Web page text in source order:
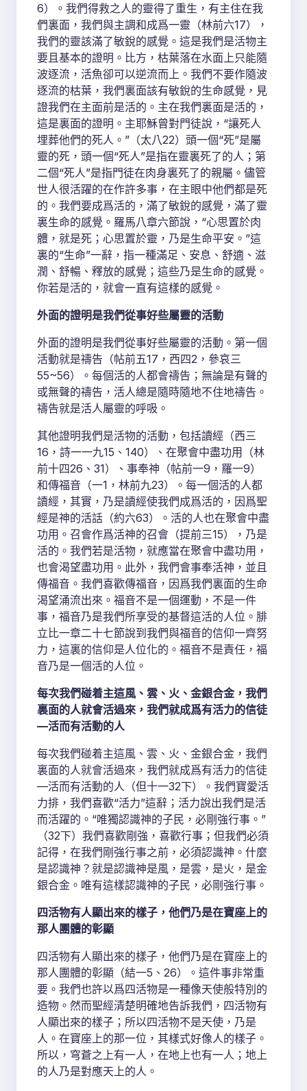
6）。我們得救之人的靈得了重生，有主住在我
們裏面，我們與主調和成爲一靈（林前六17），
我們的靈該滿了敏銳的感覺。這是我們是活物主
要且基本的證明。比方，枯葉落在水面上只能隨
波逐流，活魚卻可以逆流而上。我們不要作隨波
逐流的枯葉，我們裏面該有敏銳的生命感覺，見
證我們在主面前是活的。主在我們裏面是活的，
這是裏面的證明。主耶穌曾對門徒說，“讓死人
埋葬他們的死人。”（太八22）頭一個“死”是屬
靈的死，頭一個“死人”是指在靈裏死了的人；第
二個“死人”是指門徒在肉身裏死了的親屬。儘管
世人很活躍的在作許多事，在主眼中他們都是死
的。我們要成爲活的，滿了敏銳的感覺，滿了靈
裏生命的感覺。羅馬八章六節說，“心思置於肉
體，就是死；心思置於靈，乃是生命平安。”這
裏的“生命”一辭，指一種滿足、安息、舒適、滋
潤、舒暢、釋放的感覺；這些乃是生命的感覺。
你若是活的，就會一直有這樣的感覺。
外面的證明是我們從事好些屬靈的活動
外面的證明是我們從事好些屬靈的活動。第一個
活動就是禱告（帖前五17，西四2，參哀三
55~56）。每個活的人都會禱告；無論是有聲的
或無聲的禱告，活人總是隨時隨地不住地禱告。
禱告就是活人屬靈的呼吸。
其他證明我們是活物的活動，包括讀經（西三
16，詩一一九15、140）、在聚會中盡功用（林
前十四26、31）、事奉神（帖前一9，羅一9）
和傳福音（一1，林前九23）。每一個活的人都
讀經，其實，乃是讀經使我們成爲活的，因爲聖
經是神的活話（約六63）。活的人也在聚會中盡
功用。召會作爲活神的召會（提前三15），乃是
活的。我們若是活物，就應當在聚會中盡功用，
也會渴望盡功用。此外，我們會事奉活神，並且
傳福音。我們喜歡傳福音，因爲我們裏面的生命
渴望涌流出來。福音不是一個運動，不是一件
事，福音乃是我們所享受的基督這活的人位。腓
立比一章二十七節說到我們與福音的信仰一齊努
力，這裏的信仰是人位化的。福音不是責任，福
音乃是一個活的人位。
每次我們碰着主這風、雲、火、金銀合金，我們
裏面的人就會活過來，我們就成爲有活力的信徒
—活而有活動的人
每次我們碰着主這風、雲、火、金銀合金，我們
裏面的人就會活過來，我們就成爲有活力的信徒
—活而有活動的人（但十一32下）。我們寶愛活
力排，我們喜歡“活力”這辭；活力說出我們是活
而活躍的。“唯獨認識神的子民，必剛強行事。”
（32下）我們喜歡剛強，喜歡行事；但我們必須
記得，在我們剛強行事之前，必須認識神。什麼
是認識神？就是認識神是風，是雲，是火，是金
銀合金。唯有這樣認識神的子民，必剛強行事。
四活物有人顯出來的樣子，他們乃是在寶座上的
那人團體的彰顯
四活物有人顯出來的樣子，他們乃是在寶座上的
那人團體的彰顯（結一5、26）。這件事非常重
要。我們也許以爲四活物是一種像天使般特別的
造物。然而聖經清楚明確地告訴我們，四活物有
人顯出來的樣子；所以四活物不是天使，乃是
人。在寶座上的那一位，其樣式好像人的樣子。
所以，穹蒼之上有一人，在地上也有一人；地上
的人乃是對應天上的人。